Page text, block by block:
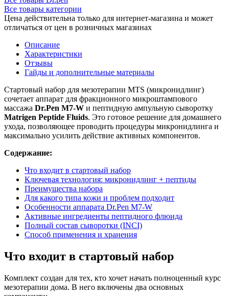
Все товары категории
Цена действительна только для интернет-магазина и может
отличаться от цен в розничных магазинах
Описание
Характеристики
Отзывы
Гайды и дополнительные материалы
Стартовый набор для мезотерапии MTS (микронидлинг)
сочетает аппарат для фракционного микроштампового
массажа Dr.Pen M7-W и пептидную ампульную сыворотку
Matrigen Peptide Fluids. Это готовое решение для домашнего
ухода, позволяющее проводить процедуры микронидлинга и
максимально усилить действие активных компонентов.
Содержание:
Что входит в стартовый набор
Ключевая технология: микронидлинг + пептиды
Преимущества набора
Для какого типа кожи и проблем подходит
Особенности аппарата Dr.Pen M7-W
Активные ингредиенты пептидного флюида
Полный состав сыворотки (INCI)
Способ применения и хранения
Что входит в стартовый набор
Комплект создан для тех, кто хочет начать полноценный курс
мезотерапии дома. В него включены два основных